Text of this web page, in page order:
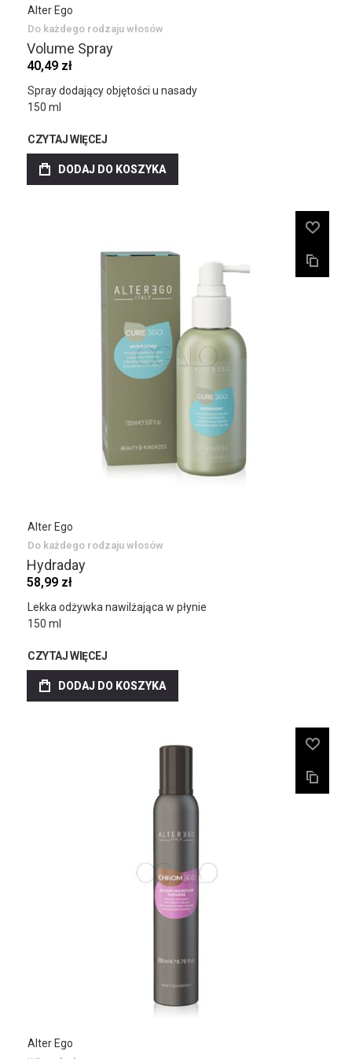
Alter Ego
Do każdego rodzaju włosów
Volume Spray
40,49 zł
Spray dodający objętości u nasady
150 ml
CZYTAJ WIĘCEJ
DODAJ DO KOSZYKA
Alter Ego
Do każdego rodzaju włosów
Hydraday
58,99 zł
Lekka odżywka nawilżająca w płynie
150 ml
CZYTAJ WIĘCEJ
DODAJ DO KOSZYKA
Alter Ego